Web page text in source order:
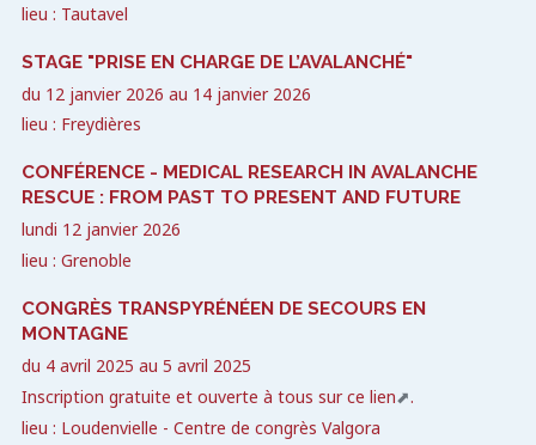
lieu : Tautavel
STAGE "PRISE EN CHARGE DE L’AVALANCHÉ"
du 12 janvier 2026 au 14 janvier 2026
lieu : Freydières
CONFÉRENCE - MEDICAL RESEARCH IN AVALANCHE
RESCUE : FROM PAST TO PRESENT AND FUTURE
lundi 12 janvier 2026
lieu : Grenoble
CONGRÈS TRANSPYRÉNÉEN DE SECOURS EN
MONTAGNE
du 4 avril 2025 au 5 avril 2025
Inscription gratuite et ouverte à tous surce lien
.
lieu : Loudenvielle - Centre de congrès Valgora